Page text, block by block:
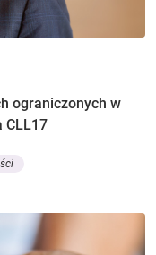
ograniczonych w
CLL17